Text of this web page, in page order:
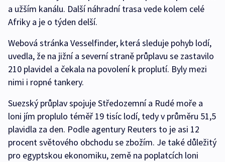
a užším kanálu. Další náhradní trasa vede kolem celé
Afriky a je o týden delší.
Webová stránka Vesselfinder, která sleduje pohyb lodí,
uvedla, že na jižní a severní straně průplavu se zastavilo
210 plavidel a čekala na povolení k proplutí. Byly mezi
nimi i ropné tankery.
Suezský průplav spojuje Středozemní a Rudé moře a
loni jím proplulo téměř 19 tisíc lodí, tedy v průměru 51,5
plavidla za den. Podle agentury Reuters to je asi 12
procent světového obchodu se zbožím. Je také důležitý
pro egyptskou ekonomiku, země na poplatcích loni